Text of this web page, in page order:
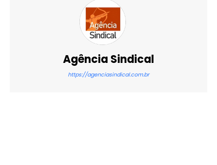
Agência Sindical
https://agenciasindical.com.br